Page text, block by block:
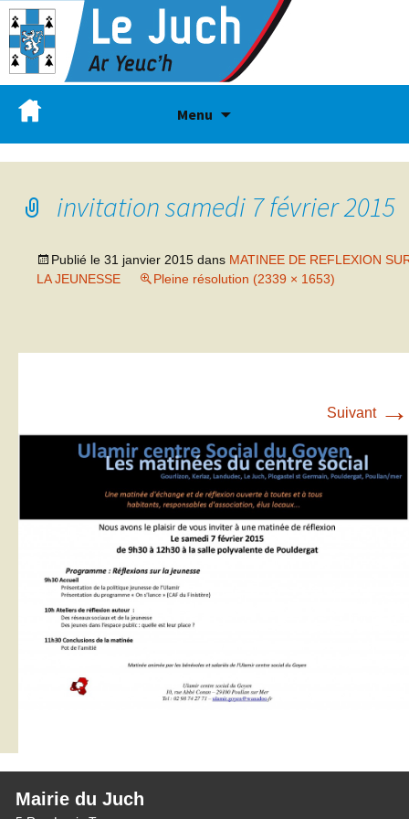
Menu
invitation samedi 7 février 2015
Publié le 31 janvier 2015 dans MATINEE DE REFLEXION
LA JEUNESSE
Pleine résolution (2339 × 1653)
Suivant →
Mairie du Juch